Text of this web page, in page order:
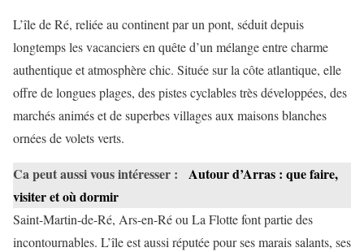
L’île de Ré, reliée au continent par un pont, séduit depuis
longtemps les vacanciers en quête d’un mélange entre charme
authentique et atmosphère chic. Située sur la côte atlantique, elle
offre de longues plages, des pistes cyclables très développées, des
marchés animés et de superbes villages aux maisons blanches
ornées de volets verts.
Ca peut aussi vous intéresser :
Autour d’Arras : que faire,
visiter et où dormir
Saint-Martin-de-Ré, Ars-en-Ré ou La Flotte font partie des
incontournables. L’île est aussi réputée pour ses marais salants, ses